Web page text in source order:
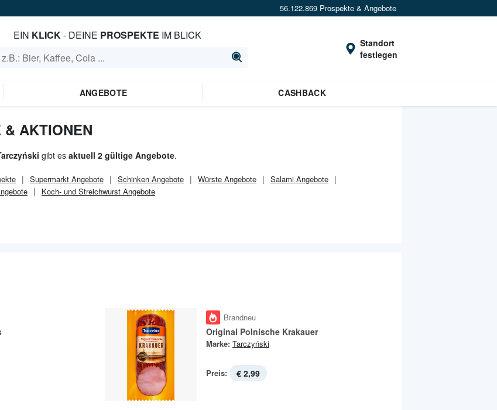
56.122.869 Prospekte & Angebote
EIN KLICK- DEINE PROSPEKTE IM BLICK
Standort
festlegen
ANGEBOTE CASHBACK
& AKTIONEN
gibt es aktuell 2 gültige Angebote.
Supermarkt Angebote Schinken Angebote Würste Angebote
Salami Angebote
Koch- und Streichwurst Angebote
Brandneu
Original Polnische Krakauer
Marke: Tarczyński
Preis: € 2,99